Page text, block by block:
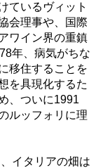
ているヴィット
会理事や、国際
ワイン界の重鎮
年、病気がちな
移住することを
を具現化するた
、ついに1991
ルッフォリに理
イタリアの畑は